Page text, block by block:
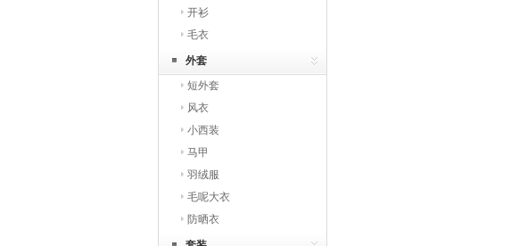
开衫
毛衣
外套
短外套
风衣
小西装
马甲
羽绒服
毛呢大衣
防晒衣